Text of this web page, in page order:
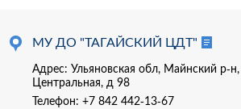
МУ ДО "ТАГАЙСКИЙ ЦДТ"
Адрес: Ульяновская обл, Майнский р-н,
Центральная, д 98
Телефон: +7 842 442-13-67